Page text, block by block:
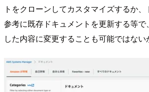
トをクローンしてカスタマイズするか
参考に既存ドキュメントを更新する等
した内容に変更することも可能ではない